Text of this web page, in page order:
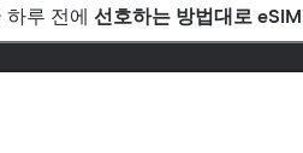
하루 전에선호하는 방법대로